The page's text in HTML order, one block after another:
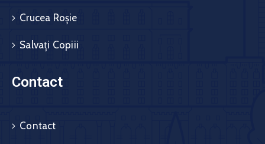
Crucea Roșie
Salvați Copiii
Contact
Contact